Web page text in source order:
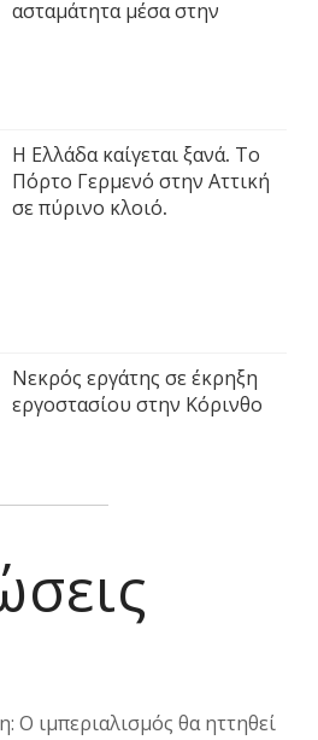
ασταμάτητα μέσα στην
Η Ελλάδα καίγεται ξανά. Το
Πόρτο Γερμενό στην Αττική
σε πύρινο κλοιό.
Νεκρός εργάτης σε έκρηξη
εργοστασίου στην Κόρινθο
Ο ιμπεριαλισμός θα ηττηθεί